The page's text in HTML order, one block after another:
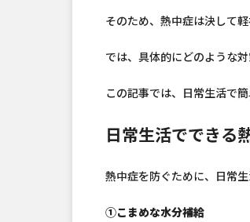
そのため、熱中症は決して
では、具体的にどのような
この記事では、日常生活で
日常生活でできる
熱中症を防ぐために、日常
①こまめな水分補給